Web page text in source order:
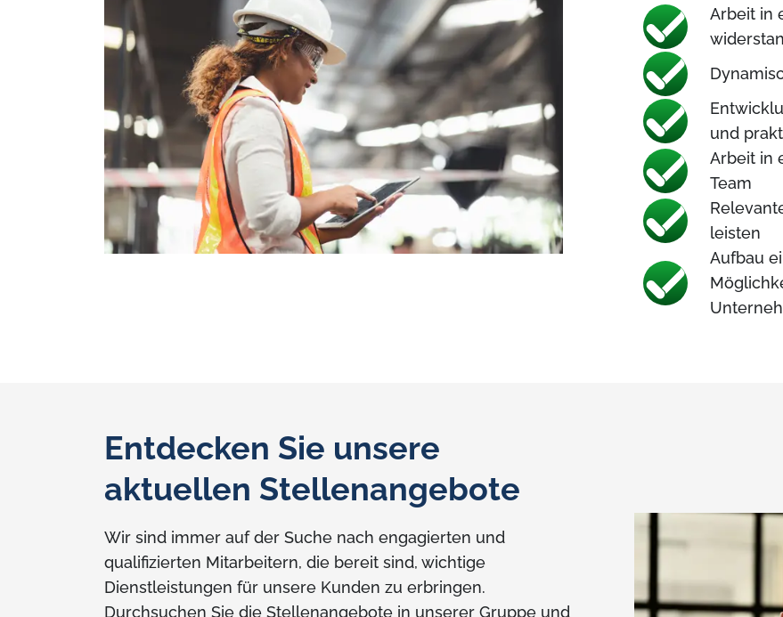
Arbeit in
und
Arbeit in
Team
leisten
Aufbau
Entdecken Sie unsere
aktuellen Stellenangebote
Wir sind immer auf der Suche nach engagierten und
qualifizierten Mitarbeitern, die bereit sind, wichtige
Dienstleistungen für unsere Kunden zu erbringen.
Durchsuchen Sie die Stellenangebote in unserer Gruppe und